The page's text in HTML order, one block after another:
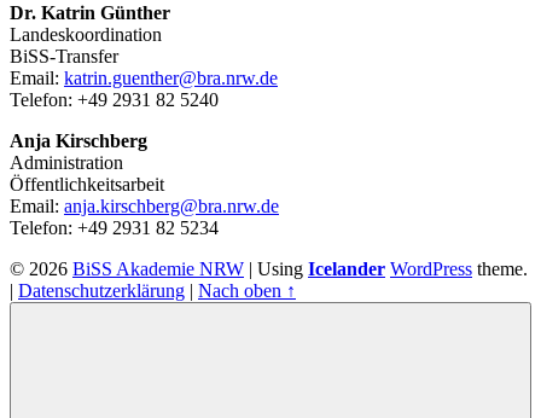
Dr. Katrin Günther
Landeskoordination
BiSS-Transfer
Email: katrin.guenther@bra.nrw.de
Telefon: +49 2931 82 5240
Anja Kirschberg
Administration
Öffentlichkeitsarbeit
Email: anja.kirschberg@bra.nrw.de
Telefon: +49 2931 82 5234
© 2026 BiSS Akademie NRW | Using Icelander WordPress theme.
| Datenschutzerklärung | Nach oben ↑